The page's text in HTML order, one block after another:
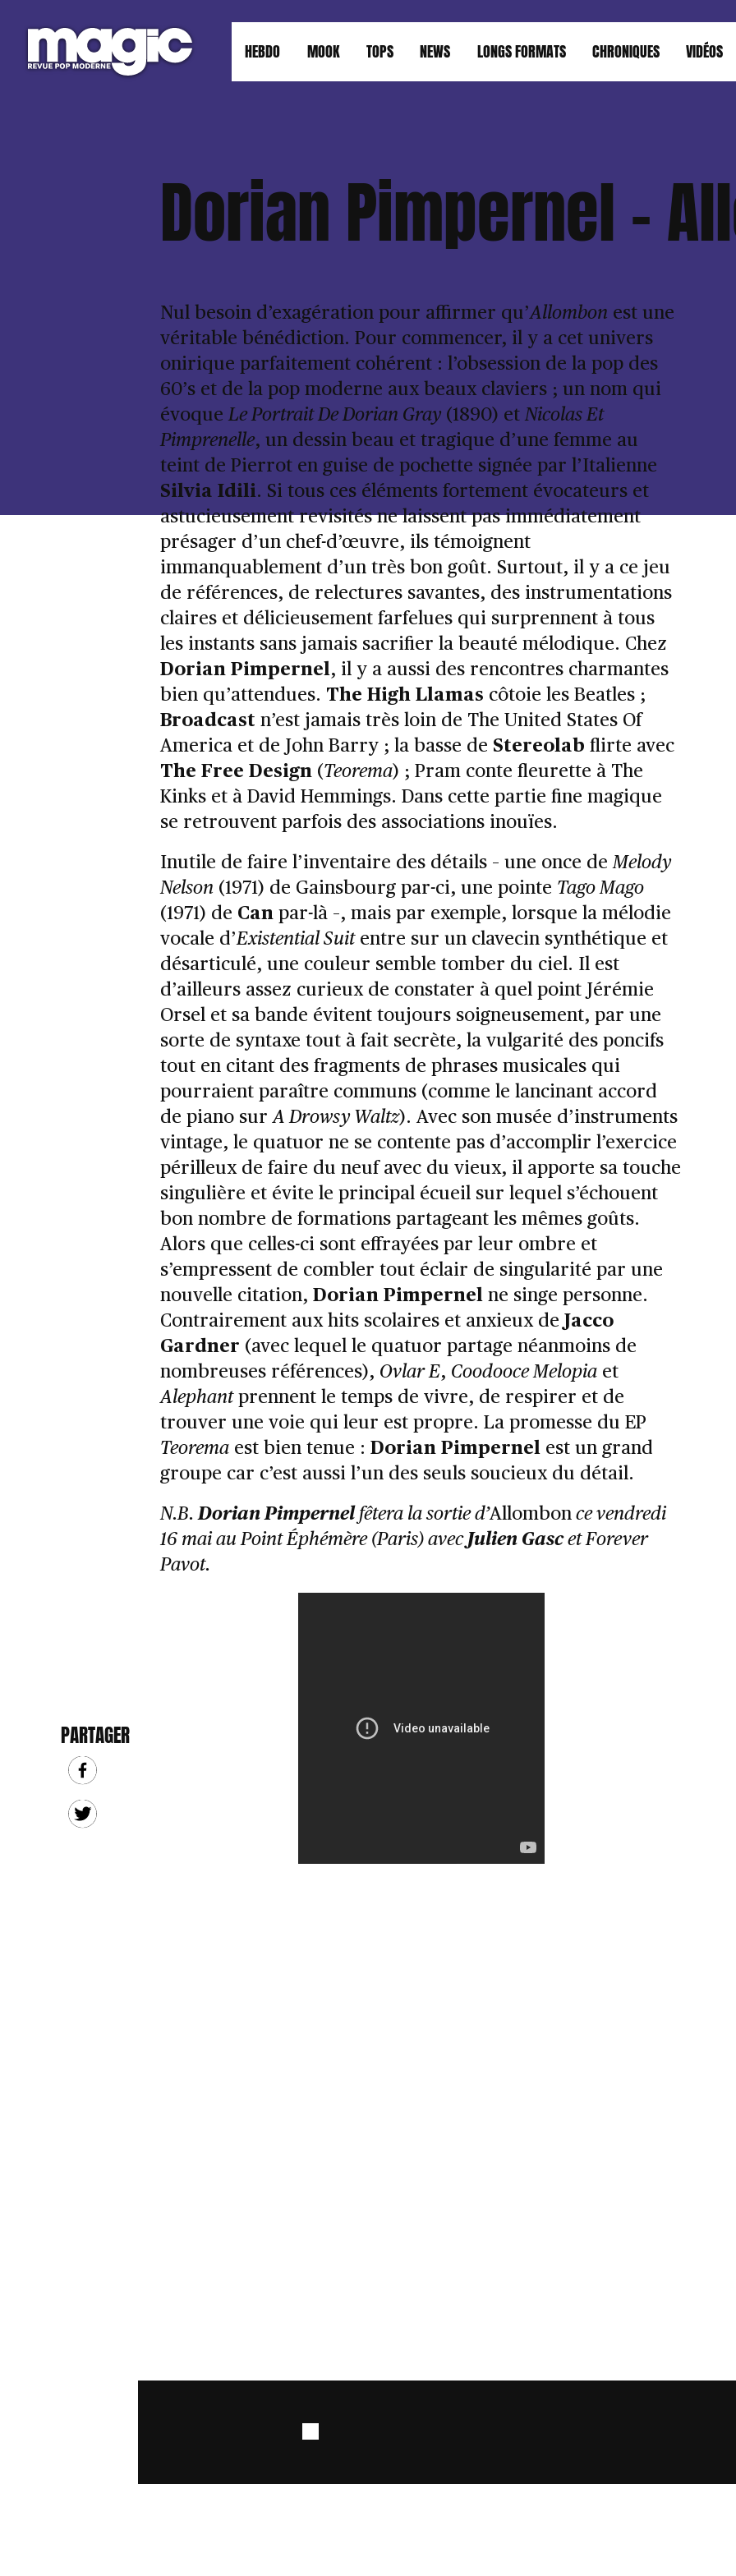
HEBDO MOOK TOPS NEWS LONGS FORMATS CHRONIQUES VIDÉOS
Dorian Pimpernel –
PARTAGER
Nul besoin d’exagération pour affirmer qu’Allombon est une
véritable bénédiction. Pour commencer, il y a cet univers
onirique parfaitement cohérent : l’obsession de la pop des
60’s et de la pop moderne aux beaux claviers ; un nom qui
évoque Le Portrait De Dorian Gray(1890) et Nicolas Et
Pimprenelle, un dessin beau et tragique d’une femme au
teint de Pierrot en guise de pochette signée par l’Italienne
Silvia Idili. Si tous ces éléments fortement évocateurs et
astucieusement revisités ne laissent pas immédiatement
présager d’un chef-d’œuvre, ils témoignent
immanquablement d’un très bon goût. Surtout, il y a ce jeu
de références, de relectures savantes, des instrumentations
claires et délicieusement farfelues qui surprennent à tous
les instants sans jamais sacrifier la beauté mélodique. Chez
Dorian Pimpernel, il y a aussi des rencontres charmantes
bien qu’attendues. The High Llamas côtoie les Beatles ;
Broadcast n’est jamais très loin de The United States Of
America et de John Barry ; la basse de Stereolab flirte avec
The Free Design(Teorema) ; Pram conte fleurette à The
Kinks et à David Hemmings. Dans cette partie fine magique
se retrouvent parfois des associations inouïes.
Inutile de faire l’inventaire des détails – une once deMelody
Nelson(1971) de Gainsbourg par-ci, une pointe Tago Mago
(1971) de Canpar-là –, mais par exemple, lorsque la mélodie
vocale d’Existential Suitentre sur un clavecin synthétique et
désarticulé, une couleur semble tomber du ciel. Il est
d’ailleurs assez curieux de constater à quel point Jérémie
Orsel et sa bande évitent toujours soigneusement, par une
sorte de syntaxe tout à fait secrète, la vulgarité des poncifs
tout en citant des fragments de phrases musicales qui
pourraient paraître communs (comme le lancinant accord
de piano surA Drowsy Waltz). Avec son musée d’instruments
vintage, le quatuor ne se contente pas d’accomplir l’exercice
périlleux de faire du neuf avec du vieux, il apporte sa touche
singulière et évite le principal écueil sur lequel s’échouent
bon nombre de formations partageant les mêmes goûts.
Alors que celles-ci sont effrayées par leur ombre et
s’empressent de combler tout éclair de singularité par une
nouvelle citation, Dorian Pimpernelne singe personne.
Contrairement aux hits scolaires et anxieux de Jacco
Gardner (avec lequel le quatuor partage néanmoins de
nombreuses références), Ovlar E, Coodooce Melopiaet
Alephantprennent le temps de vivre, de respirer et de
trouver une voie qui leur est propre. La promesse du EP
Teoremaest bien tenue : Dorian Pimpernelest un grand
groupe car c’est aussi l’un des seuls soucieux du détail.
N.B.Dorian Pimpernel fêtera la sortied’Allombonce vendredi
16 mai au Point Éphémère (Paris) avec Julien Gascet Forever
Pavot.